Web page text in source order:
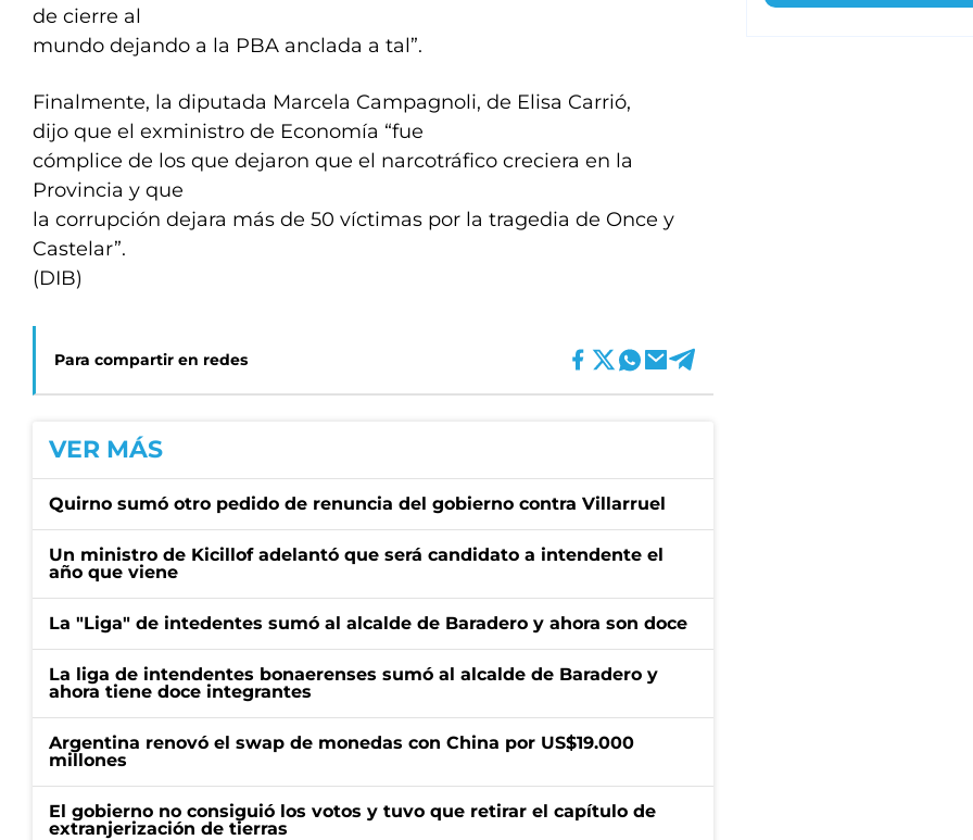
de cierre al
mundo dejando a la PBA anclada a tal”.
Finalmente, la diputada Marcela Campagnoli, de Elisa Carrió,
dijo que el exministro de Economía “fue
cómplice de los que dejaron que el narcotráfico creciera en la
Provincia y que
la corrupción dejara más de 50 víctimas por la tragedia de Once y
Castelar”.
(DIB)
Para compartir en redes
VER MÁS
Quirno sumó otro pedido de renuncia del gobierno contra Villarruel
Un ministro de Kicillof adelantó que será candidato a intendente el
año que viene
La "Liga" de intedentes sumó al alcalde de Baradero y ahora son doce
La liga de intendentes bonaerenses sumó al alcalde de Baradero y
ahora tiene doce integrantes
Argentina renovó el swap de monedas con China por US$19.000
millones
El gobierno no consiguió los votos y tuvo que retirar el capítulo de
extranjerización de tierras